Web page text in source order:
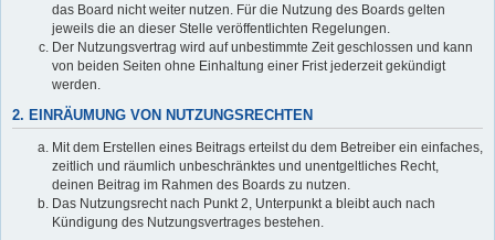
das Board nicht weiter nutzen. Für die Nutzung des Boards gelten
jeweils die an dieser Stelle veröffentlichten Regelungen.
Der Nutzungsvertrag wird auf unbestimmte Zeit geschlossen und kann
von beiden Seiten ohne Einhaltung einer Frist jederzeit gekündigt
werden.
2. EINRÄUMUNG VON NUTZUNGSRECHTEN
Mit dem Erstellen eines Beitrags erteilst du dem Betreiber ein einfaches,
zeitlich und räumlich unbeschränktes und unentgeltliches Recht,
deinen Beitrag im Rahmen des Boards zu nutzen.
Das Nutzungsrecht nach Punkt 2, Unterpunkt a bleibt auch nach
Kündigung des Nutzungsvertrages bestehen.